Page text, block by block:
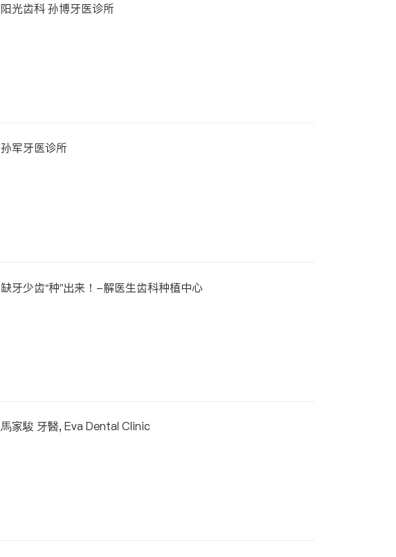
阳光齿科 孙博牙医诊所
孙军牙医诊所
缺牙少齿“种”出来！-解医生齿科种植中心
馬家駿 牙醫, Eva Dental Clinic